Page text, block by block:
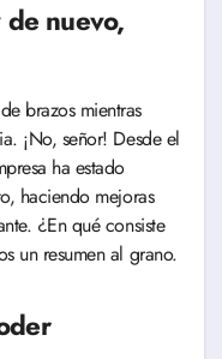
nuevo,
brazos mientras
¡No, señor! Desde el
ha estado
haciendo mejoras
¿En qué consiste
un resumen al grano.